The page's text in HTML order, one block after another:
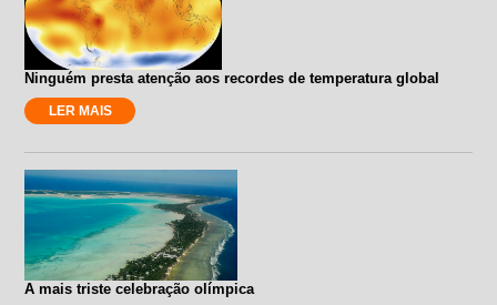
Ninguém presta atenção aos recordes de temperatura global
LER MAIS
A mais triste celebração olímpica